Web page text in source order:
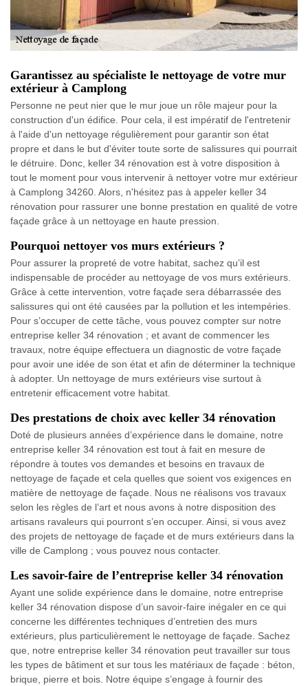
Garantissez au spécialiste le nettoyage de votre mur
extérieur à Camplong
Personne ne peut nier que le mur joue un rôle majeur pour la
construction d'un édifice. Pour cela, il est impératif de l'entretenir
à l'aide d'un nettoyage régulièrement pour garantir son état
propre et dans le but d'éviter toute sorte de salissures qui pourrait
le détruire. Donc, keller 34 rénovation est à votre disposition à
tout le moment pour vous intervenir à nettoyer votre mur extérieur
à Camplong 34260. Alors, n'hésitez pas à appeler keller 34
rénovation pour rassurer une bonne prestation en qualité de votre
façade grâce à un nettoyage en haute pression.
Pourquoi nettoyer vos murs extérieurs ?
Pour assurer la propreté de votre habitat, sachez qu’il est
indispensable de procéder au nettoyage de vos murs extérieurs.
Grâce à cette intervention, votre façade sera débarrassée des
salissures qui ont été causées par la pollution et les intempéries.
Pour s’occuper de cette tâche, vous pouvez compter sur notre
entreprise keller 34 rénovation ; et avant de commencer les
travaux, notre équipe effectuera un diagnostic de votre façade
pour avoir une idée de son état et afin de déterminer la technique
à adopter. Un nettoyage de murs extérieurs vise surtout à
entretenir efficacement votre habitat.
Des prestations de choix avec keller 34 rénovation
Doté de plusieurs années d’expérience dans le domaine, notre
entreprise keller 34 rénovation est tout à fait en mesure de
répondre à toutes vos demandes et besoins en travaux de
nettoyage de façade et cela quelles que soient vos exigences en
matière de nettoyage de façade. Nous ne réalisons vos travaux
selon les règles de l’art et nous avons à notre disposition des
artisans ravaleurs qui pourront s’en occuper. Ainsi, si vous avez
des projets de nettoyage de façade et de murs extérieurs dans la
ville de Camplong ; vous pouvez nous contacter.
Les savoir-faire de l’entreprise keller 34 rénovation
Ayant une solide expérience dans le domaine, notre entreprise
keller 34 rénovation dispose d’un savoir-faire inégaler en ce qui
concerne les différentes techniques d’entretien des murs
extérieurs, plus particulièrement le nettoyage de façade. Sachez
que, notre entreprise keller 34 rénovation peut travailler sur tous
les types de bâtiment et sur tous les matériaux de façade : béton,
brique, pierre et bois. Notre équipe s’engage à fournir des